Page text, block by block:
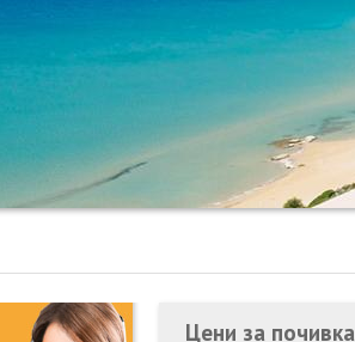
Цени за